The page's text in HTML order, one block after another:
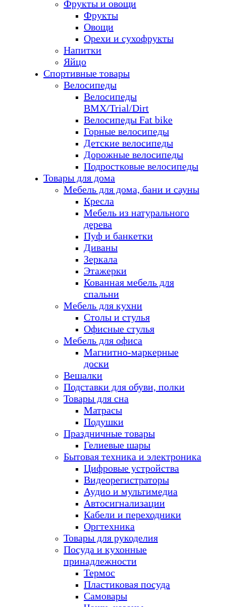
Фрукты и овощи
Фрукты
Овощи
Орехи и сухофрукты
Напитки
Яйцо
Спортивные товары
Велосипеды
Велосипеды
BMX/Trial/Dirt
Велосипеды Fat bike
Горные велосипеды
Детские велосипеды
Дорожные велосипеды
Подростковые велосипеды
Товары для дома
Мебель для дома, бани и сауны
Кресла
Мебель из натурального
дерева
Пуф и банкетки
Диваны
Зеркала
Этажерки
Кованная мебель для
спальни
Мебель для кухни
Столы и стулья
Офисные стулья
Мебель для офиса
Магнитно-маркерные
доски
Вешалки
Подставки для обуви, полки
Товары для сна
Матрасы
Подушки
Праздничные товары
Гелиевые шары
Бытовая техника и электроника
Цифровые устройства
Видеорегистраторы
Аудио и мультимедиа
Автосигнализации
Кабели и переходники
Оргтехника
Товары для рукоделия
Посуда и кухонные
принадлежности
Термос
Пластиковая посуда
Самовары